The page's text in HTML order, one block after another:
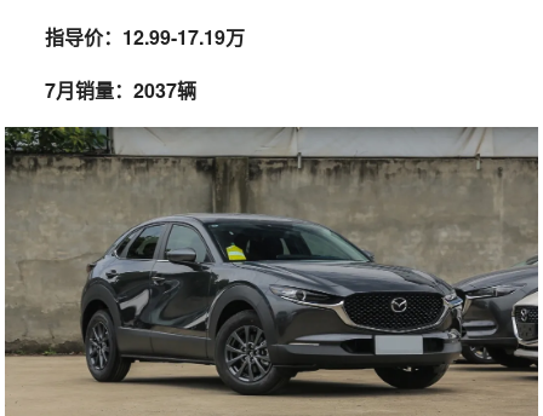
指导价：12.99-17.19万
7月销量：2037辆